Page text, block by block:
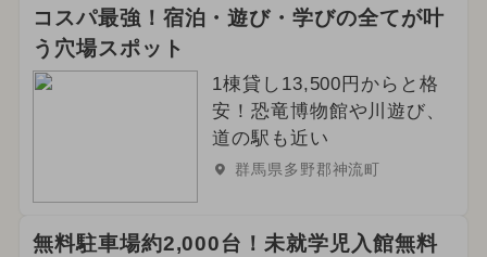
コスパ最強！宿泊・遊び・学びの全てが叶
う穴場スポット
1棟貸し13,500円からと格
安！恐竜博物館や川遊び、
道の駅も近い
群馬県多野郡神流町
無料駐車場約2,000台！未就学児入館無料